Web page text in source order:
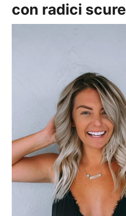
con radici scure